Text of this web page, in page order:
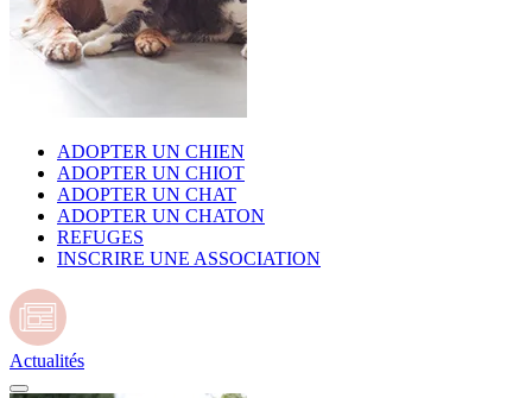
ADOPTER UN CHIEN
ADOPTER UN CHIOT
ADOPTER UN CHAT
ADOPTER UN CHATON
REFUGES
INSCRIRE UNE ASSOCIATION
Actualités